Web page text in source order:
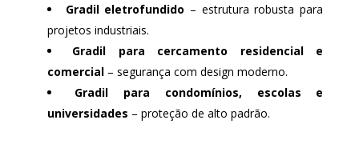
Gradil eletrofundido – estrutura robusta para
projetos industriais.
Gradil para cercamento residencial e
comercial– segurança com design moderno.
Gradil para condomínios, escolas e
universidades – proteção de alto padrão.